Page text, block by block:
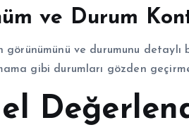
ve Durum
görünümünü ve durumunu
gibi durumları gözden